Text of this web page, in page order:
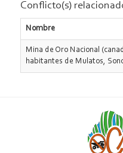
Conflicto(s)
Nombre
Mina de Oro Nacional
habitantes de Mulatos,